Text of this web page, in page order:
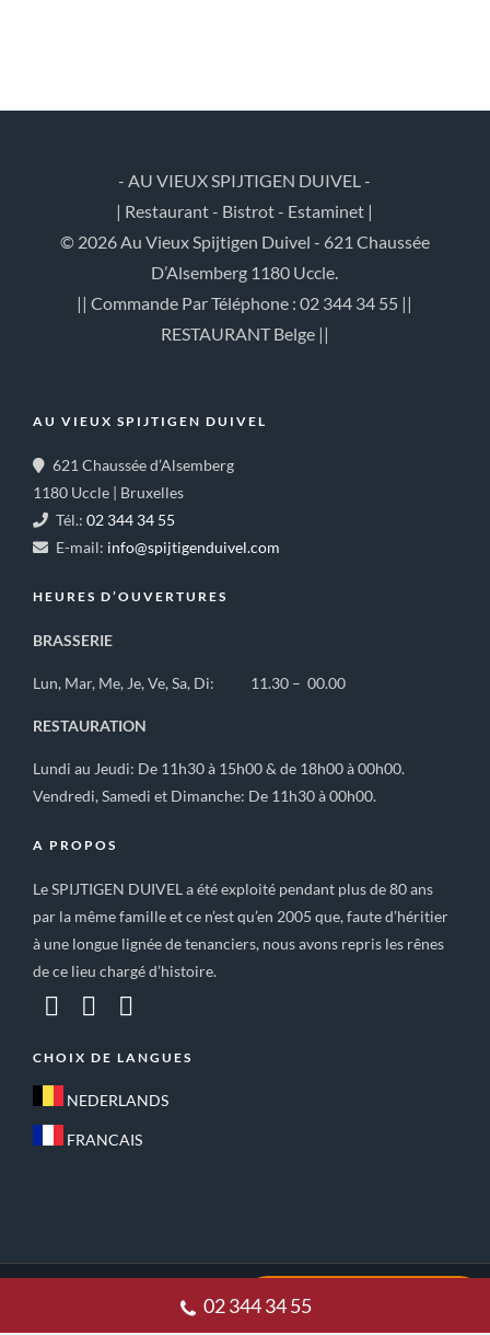
- AU VIEUX SPIJTIGEN DUIVEL -
| Restaurant - Bistrot - Estaminet |
© 2026 Au Vieux Spijtigen Duivel - 621 Chaussée
D’Alsemberg 1180 Uccle.
|| Commande Par Téléphone : 02 344 34 55 ||
RESTAURANT Belge ||
AU VIEUX SPIJTIGEN DUIVEL
621 Chaussée d’Alsemberg
1180 Uccle | Bruxelles
Tél.: 02 344 34 55
E-mail: info@spijtigenduivel.com
HEURES D’OUVERTURES
BRASSERIE
Lun, Mar, Me, Je, Ve, Sa, Di: 11.30 – 00.00
RESTAURATION
Lundi au Jeudi: De 11h30 à 15h00 & de 18h00 à 00h00.
Vendredi, Samedi et Dimanche: De 11h30 à 00h00.
A PROPOS
Le SPIJTIGEN DUIVEL a été exploité pendant plus de 80 ans
par la même famille et ce n’est qu’en 2005 que, faute d’héritier
à une longue lignée de tenanciers, nous avons repris les rênes
de ce lieu chargé d’histoire.
CHOIX DE LANGUES
NEDERLANDS
FRANCAIS
CONDITIONS GÉNÉRALES DE VENTE
02 344 34 55